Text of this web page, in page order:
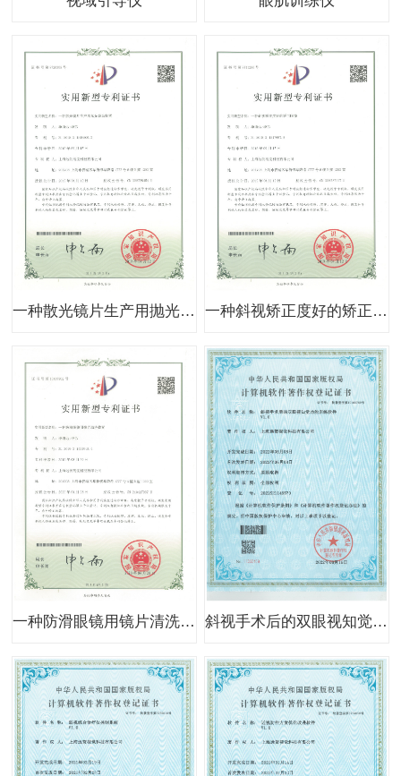
一种散光镜片生产用抛光磨边装置 一种斜视矫正度好的矫正眼镜
一种防滑眼镜用镜片清洗装置 斜视手术后的双眼视知觉功能训练软件V1.0